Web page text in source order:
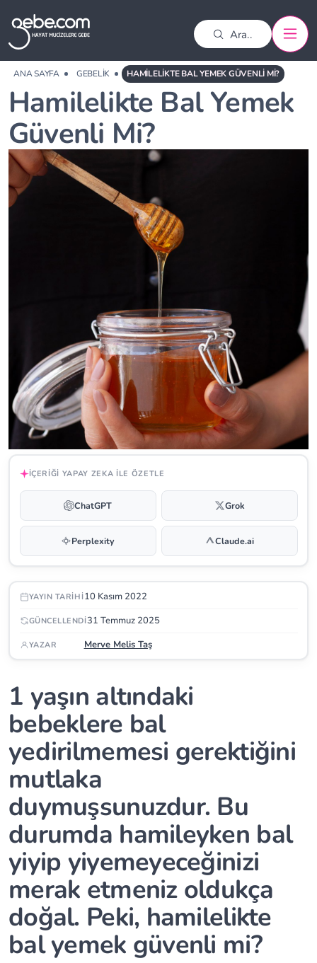
ANA SAYFA GEBELIK HAMILELIKTE BAL YEMEK GÜVENLI MI?
Hamilelikte Bal Yemek
Güvenli Mi?
İÇERIĞI YAPAY ZEKA ILE ÖZETLE
ChatGPT Grok
Perplexity Claude.ai
YAYIN TARIHI10 Kasım 2022
GÜNCELLENDI31 Temmuz 2025
YAZAR Merve Melis Taş
1 yaşın altındaki
bebeklere bal
yedirilmemesi gerektiğini
mutlaka
duymuşsunuzdur. Bu
durumda hamileyken bal
yiyip yiyemeyeceğinizi
merak etmeniz oldukça
doğal. Peki, hamilelikte
bal yemek güvenli mi?